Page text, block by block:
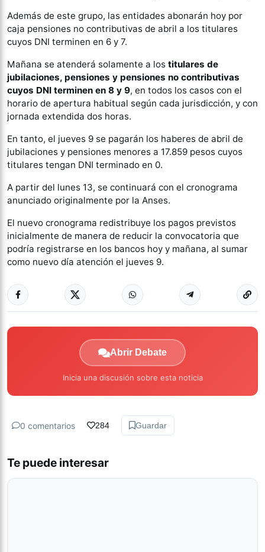
Además de este grupo, las entidades abonarán hoy por
caja pensiones no contributivas de abril a los titulares
cuyos DNI terminen en 6 y 7.
Mañana se atenderá solamente a los titulares de
jubilaciones, pensiones y pensiones no contributivas
cuyos DNI terminen en 8 y 9, en todos los casos con el
horario de apertura habitual según cada jurisdicción, y con
jornada extendida dos horas.
En tanto, el jueves 9 se pagarán los haberes de abril de
jubilaciones y pensiones menores a 17.859 pesos cuyos
titulares tengan DNI terminado en 0.
A partir del lunes 13, se continuará con el cronograma
anunciado originalmente por la Anses.
El nuevo cronograma redistribuye los pagos previstos
inicialmente de manera de reducir la convocatoria que
podría registrarse en los bancos hoy y mañana, al sumar
como nuevo día atención el jueves 9.
Abrir Debate
Inicia una discusión sobre esta noticia
0 comentarios 284 Guardar
Te puede interesar